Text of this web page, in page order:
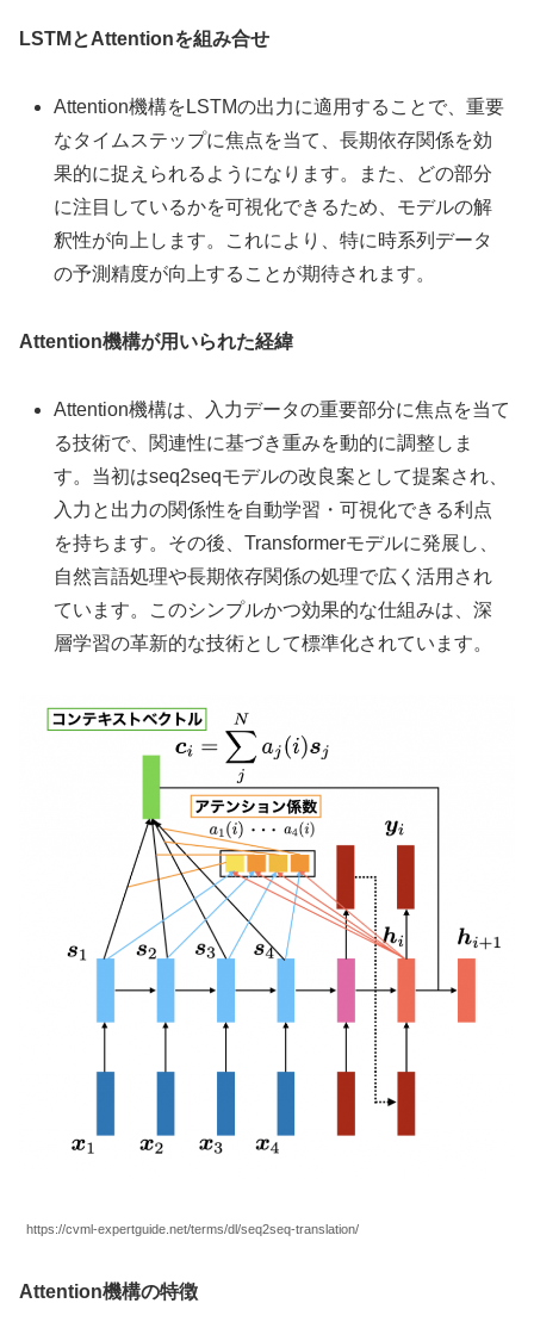
LSTMとAttentionを組み合せ
Attention機構をLSTMの出力に適用することで、重要
なタイムステップに焦点を当て、長期依存関係を効
果的に捉えられるようになります。また、どの部分
に注目しているかを可視化できるため、モデルの解
釈性が向上します。これにより、特に時系列データ
の予測精度が向上することが期待されます。
Attention機構が用いられた経緯
Attention機構は、入力データの重要部分に焦点を当て
る技術で、関連性に基づき重みを動的に調整しま
す。当初はseq2seqモデルの改良案として提案され、
入力と出力の関係性を自動学習・可視化できる利点
を持ちます。その後、Transformerモデルに発展し、
自然言語処理や長期依存関係の処理で広く活用され
ています。このシンプルかつ効果的な仕組みは、深
層学習の革新的な技術として標準化されています。
https://cvml-expertguide.net/terms/dl/seq2seq-translation/
Attention機構の特徴